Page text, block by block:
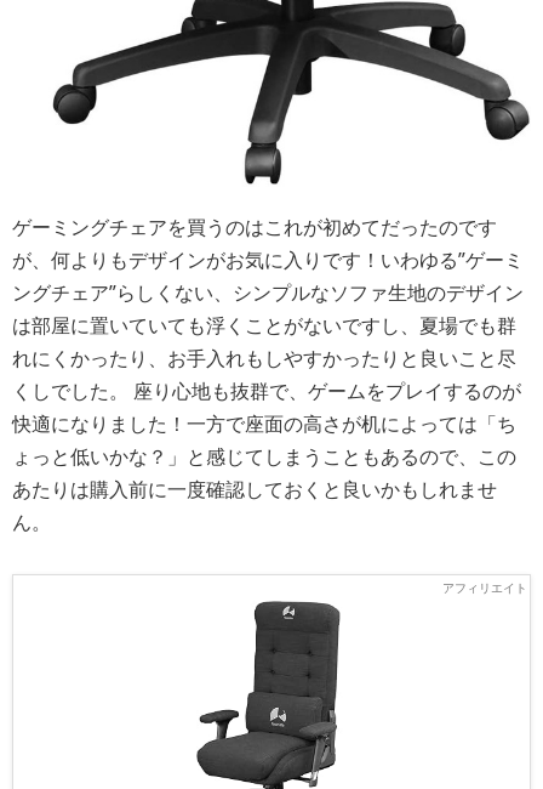
ゲーミングチェアを買うのはこれが初めてだったのです
が、何よりもデザインがお気に入りです！いわゆる”ゲーミ
ングチェア”らしくない、シンプルなソファ生地のデザイン
は部屋に置いていても浮くことがないですし、夏場でも群
れにくかったり、お手入れもしやすかったりと良いこと尽
くしでした。 座り心地も抜群で、ゲームをプレイするのが
快適になりました！一方で座面の高さが机によっては「ち
ょっと低いかな？」と感じてしまうこともあるので、この
あたりは購入前に一度確認しておくと良いかもしれませ
ん。